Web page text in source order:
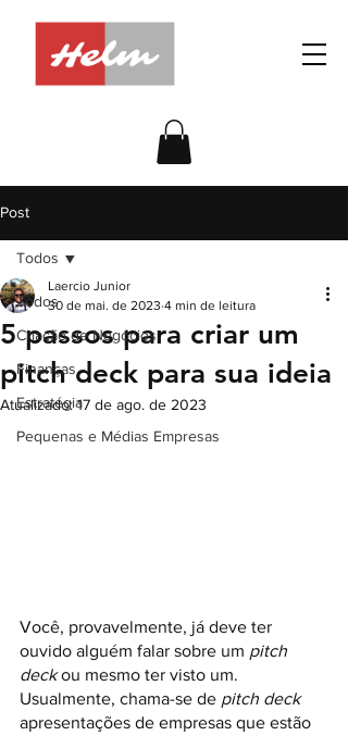
Post
Todos
Criação de Negócios
Finanças
Estratégia
Pequenas e Médias Empresas
Todos
5 passos para criar um
pitch deck para sua ideia
Laercio Junior
30 de mai. de 2023 4 min de leitura
Atualizado:17 de ago. de 2023
Você, provavelmente, já deve ter
ouvido alguém falar sobre um pitch
deck ou mesmo ter visto um.
Usualmente, chama-se de pitch deck
apresentações de empresas que estão